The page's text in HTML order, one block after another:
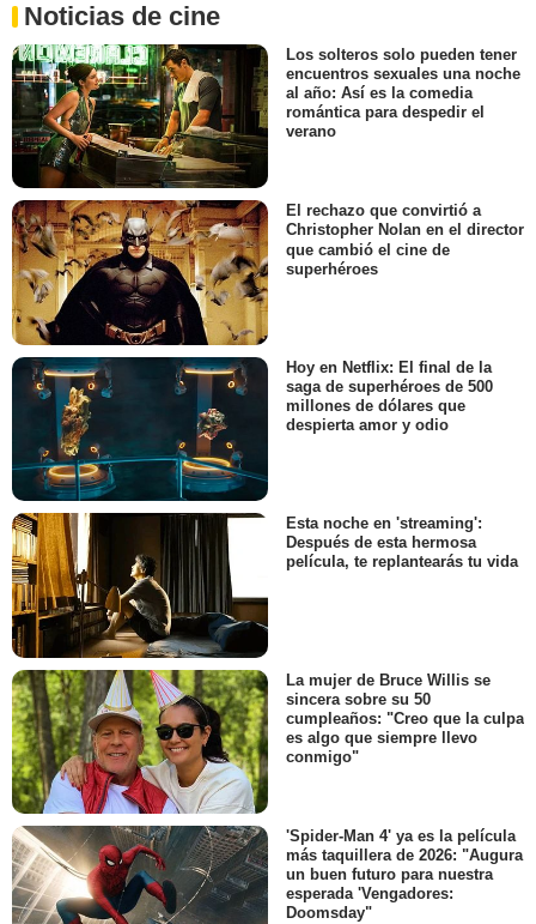
Noticias de cine
Los solteros solo pueden tener
encuentros sexuales una noche
al año: Así es la comedia
romántica para despedir el
verano
El rechazo que convirtió a
Christopher Nolan en el director
que cambió el cine de
superhéroes
Hoy en Netflix: El final de la
saga de superhéroes de 500
millones de dólares que
despierta amor y odio
Esta noche en 'streaming':
Después de esta hermosa
película, te replantearás tu vida
La mujer de Bruce Willis se
sincera sobre su 50
cumpleaños: "Creo que la culpa
es algo que siempre llevo
conmigo"
'Spider-Man 4' ya es la película
más taquillera de 2026: "Augura
un buen futuro para nuestra
esperada 'Vengadores:
Doomsday"